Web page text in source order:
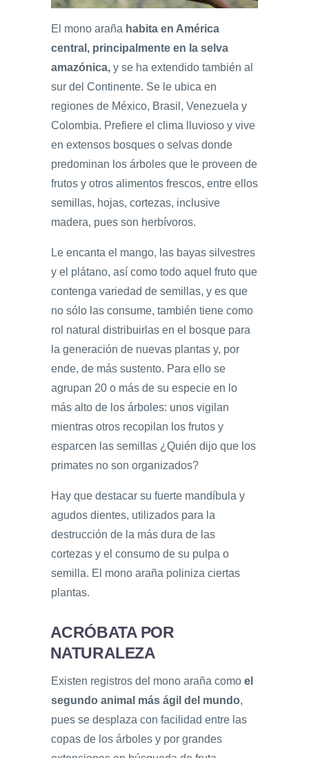
El mono araña habita en América
central, principalmente en la selva
amazónica, y se ha extendido también al
sur del Continente. Se le ubica en
regiones de México, Brasil, Venezuela y
Colombia. Prefiere el clima lluvioso y vive
en extensos bosques o selvas donde
predominan los árboles que le proveen de
frutos y otros alimentos frescos, entre ellos
semillas, hojas, cortezas, inclusive
madera, pues son herbívoros.
Le encanta el mango, las bayas silvestres
y el plátano, así como todo aquel fruto que
contenga variedad de semillas, y es que
no sólo las consume, también tiene como
rol natural distribuirlas en el bosque para
la generación de nuevas plantas y, por
ende, de más sustento. Para ello se
agrupan 20 o más de su especie en lo
más alto de los árboles: unos vigilan
mientras otros recopilan los frutos y
esparcen las semillas ¿Quién dijo que los
primates no son organizados?
Hay que destacar su fuerte mandíbula y
agudos dientes, utilizados para la
destrucción de la más dura de las
cortezas y el consumo de su pulpa o
semilla. El mono araña poliniza ciertas
plantas.
ACRÓBATA POR
NATURALEZA
Existen registros del mono araña como el
segundo animal más ágil del mundo,
pues se desplaza con facilidad entre las
copas de los árboles y por grandes